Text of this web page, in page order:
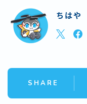
ちはや
SHARE